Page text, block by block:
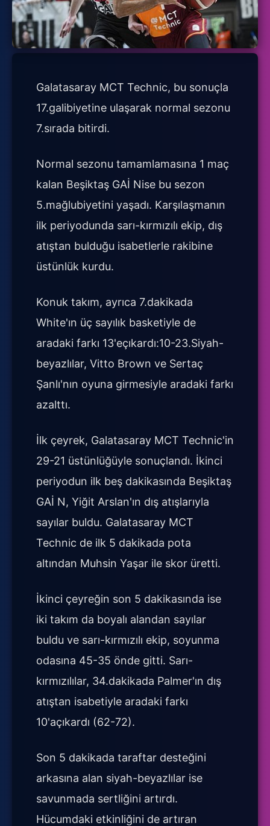
Galatasaray MCT Technic, bu sonuçla
17.galibiyetine ulaşarak normal sezonu
7.sırada bitirdi.
Normal sezonu tamamlamasına 1 maç
kalan Beşiktaş GAİ Nise bu sezon
5.mağlubiyetini yaşadı. Karşılaşmanın
ilk periyodunda sarı-kırmızılı ekip, dış
atıştan bulduğu isabetlerle rakibine
üstünlük kurdu.
Konuk takım, ayrıca 7.dakikada
White'ın üç sayılık basketiyle de
aradaki farkı 13'eçıkardı:10-23.Siyah-
beyazlılar, Vitto Brown ve Sertaç
Şanlı'nın oyuna girmesiyle aradaki farkı
azalttı.
İlk çeyrek, Galatasaray MCT Technic'in
29-21 üstünlüğüyle sonuçlandı. İkinci
periyodun ilk beş dakikasında Beşiktaş
GAİ N, Yiğit Arslan'ın dış atışlarıyla
sayılar buldu. Galatasaray MCT
Technic de ilk 5 dakikada pota
altından Muhsin Yaşar ile skor üretti.
İkinci çeyreğin son 5 dakikasında ise
iki takım da boyalı alandan sayılar
buldu ve sarı-kırmızılı ekip, soyunma
odasına 45-35 önde gitti. Sarı-
kırmızılılar, 34.dakikada Palmer'ın dış
atıştan isabetiyle aradaki farkı
10'açıkardı (62-72).
Son 5 dakikada taraftar desteğini
arkasına alan siyah-beyazlılar ise
savunmada sertliğini artırdı.
Hücumdaki etkinliğini de artıran